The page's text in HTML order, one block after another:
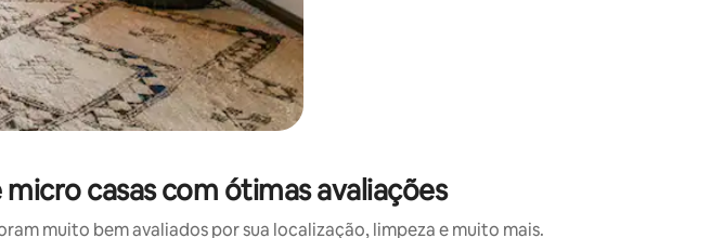
casas com ótimas avaliações
muito bem avaliados por sua localização, limpeza e muito mais.